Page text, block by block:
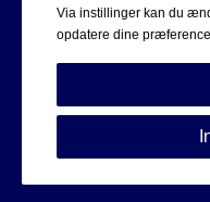
Via instillinger kan du
opdatere dine
Strengt nødvendige:
sikre